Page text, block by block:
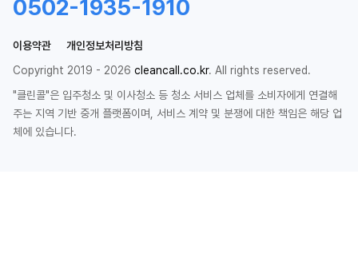
0502-1935-1910
이용약관
개인정보처리방침
Copyright 2019 - 2026 cleancall.co.kr. All rights reserved.
"클린콜"은 입주청소 및 이사청소 등 청소 서비스 업체를 소비자에게 연결해
주는 지역 기반 중개 플랫폼이며, 서비스 계약 및 분쟁에 대한 책임은 해당 업
체에 있습니다.